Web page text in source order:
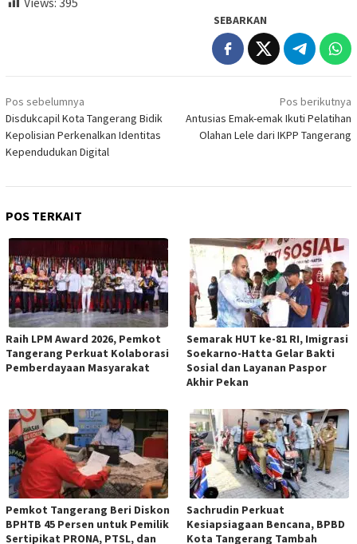
SEBARKAN
Navigasi
pos
Pos sebelumnya
Disdukcapil Kota Tangerang Bidik
Kepolisian Perkenalkan Identitas
Kependudukan Digital
Pos berikutnya
Antusias Emak-emak Ikuti Pelatihan
Olahan Lele dari IKPP Tangerang
POS TERKAIT
Raih LPM Award 2026, Pemkot
Tangerang Perkuat Kolaborasi
Pemberdayaan Masyarakat
Semarak HUT ke-81 RI, Imigrasi
Soekarno-Hatta Gelar Bakti
Sosial dan Layanan Paspor
Akhir Pekan
Pemkot Tangerang Beri Diskon
BPHTB 45 Persen untuk Pemilik
Sertipikat PRONA, PTSL, dan
Sachrudin Perkuat
Kesiapsiagaan Bencana, BPBD
Kota Tangerang Tambah